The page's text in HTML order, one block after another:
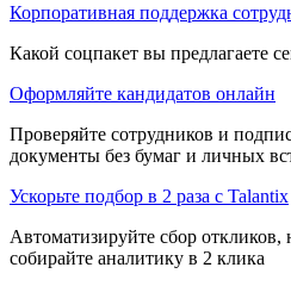
Корпоративная поддержка
Какой соцпакет вы предлагаете
Оформляйте кандидатов онлайн
Проверяйте сотрудников и
документы без бумаг и личных
Ускорьте подбор в 2 раза с Talantix
Автоматизируйте сбор откликов,
собирайте аналитику в 2 клика